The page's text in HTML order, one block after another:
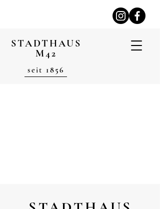
STADTHAUS
M42
seit 1856